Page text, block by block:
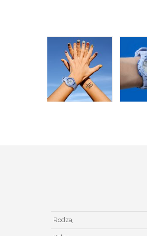
Rodzaj